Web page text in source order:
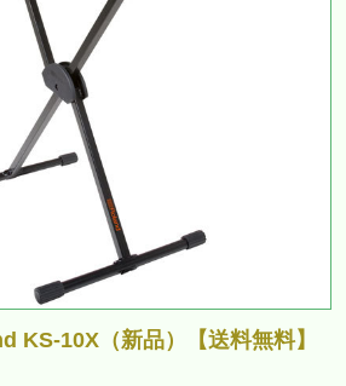
KS-10X（新品）【送料無料】